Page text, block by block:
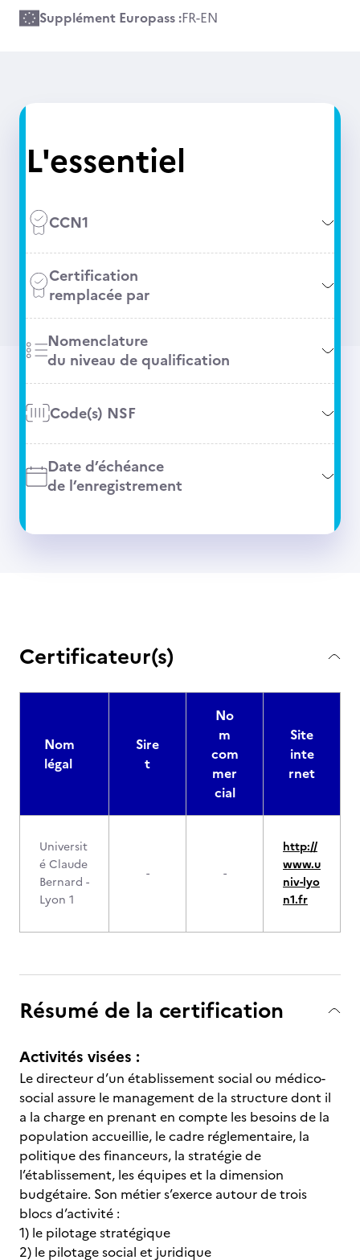
Supplément Europass :FR-EN
L'essentiel
CCN1
Certification
remplacée par
Nomenclature
du niveau de qualification
Code(s) NSF
Date d’échéance
de l’enregistrement
Certificateur(s)
Nom
légal
Sire
t
No
m
com
mer
cial
Site
inte
rnet
Universit
é Claude
Bernard -
Lyon 1
- -
http://
www.u
niv-lyo
n1.fr
Résumé de la certification
Activités visées :
Le directeur d’un établissement social ou médico-
social assure le management de la structure dont il
a la charge en prenant en compte les besoins de la
population accueillie, le cadre réglementaire, la
politique des financeurs, la stratégie de
l’établissement, les équipes et la dimension
budgétaire. Son métier s’exerce autour de trois
blocs d’activité :
1) le pilotage stratégique
2) le pilotage social et juridique